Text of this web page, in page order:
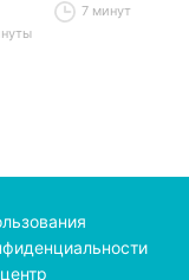
7 минут